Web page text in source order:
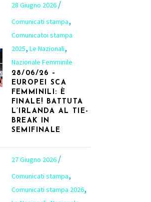
28 Giugno 2026
Comunicati stampa,
Comunicatoi stampa
2025, Le Nazionali,
Nazionale Femminile
28/06/26 –
EUROPEI SCA
FEMMINILI: È
FINALE! BATTUTA
L’IRLANDA AL TIE-
BREAK IN
SEMIFINALE
27 Giugno 2026
Comunicati stampa,
Comunicati stampa 2026,